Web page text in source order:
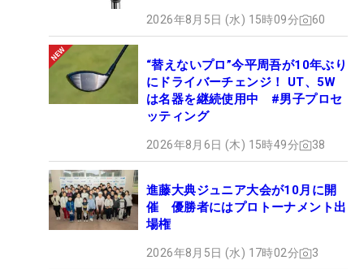
2026年8月5日 (水) 15時09分 60
“替えないプロ”今平周吾が10年ぶり
にドライバーチェンジ！ UT、5W
は名器を継続使用中 #男子プロセ
ッティング
2026年8月6日 (木) 15時49分 38
進藤大典ジュニア大会が10月に開
催 優勝者にはプロトーナメント出
場権
2026年8月5日 (水) 17時02分 3